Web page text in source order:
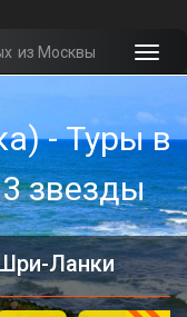
из Москвы
- Туры в
звезды
Ланки